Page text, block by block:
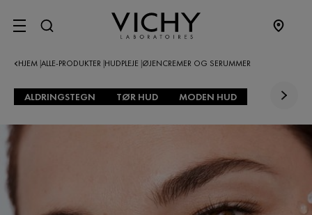
SITE MENU
HJEM ALLE-PRODUKTER HUDPLEJE ØJENCREMER OG SERUMMER
ALDRINGSTEGN TØR HUD MODEN HUD